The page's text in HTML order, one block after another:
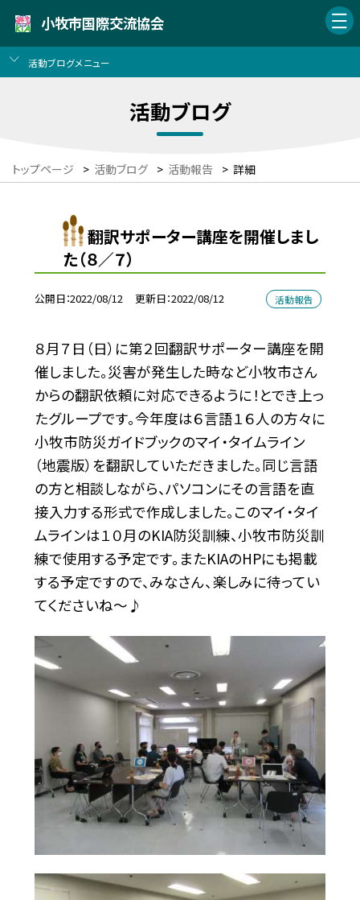
小牧市国際交流協会
活動ブログメニュー
活動ブログ
トップページ > 活動ブログ > 活動報告 > 詳細
翻訳サポーター講座を開催しまし
た（８／７）
公開日 2022/08/12 更新日 2022/08/12 活動報告
８月７日（日）に第２回翻訳サポーター講座を開
催しました。災害が発生した時など小牧市さん
からの翻訳依頼に対応できるように！とでき上っ
たグループです。今年度は６言語１６人の方々に
小牧市防災ガイドブックのマイ・タイムライン
（地震版）を翻訳していただきました。同じ言語
の方と相談しながら、パソコンにその言語を直
接入力する形式で作成しました。このマイ・タイ
ムラインは１０月のKIA防災訓練、小牧市防災訓
練で使用する予定です。またKIAのHPにも掲載
する予定ですので、みなさん、楽しみに待ってい
てくださいね〜♪